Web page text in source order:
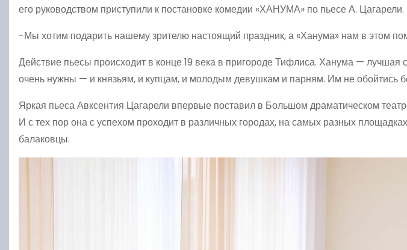
его руководством приступили к постановке комедии «ХАНУМА» по пьесе А. Цагарели.
-Мы хотим подарить нашему зрителю настоящий праздник, а «Ханума» нам в этом
Действие пьесы происходит в конце 19 века в пригороде Тифлиса. Ханума — лучшая
очень нужны — и князьям, и купцам, и молодым девушкам и парням. Им не обойтись
Яркая пьеса Авксентия Цагарели впервые поставил в Большом драматическом
И с тех пор она с успехом проходит в различных городах, на самых разных
балаковцы.